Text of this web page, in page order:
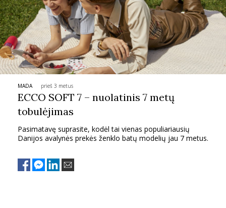
VIRTUVĖ
RECEPTAI
VAIKAI
KONTAKTAI
PRIVATUMO POLITIKA
MADA prieš 3 metus
ECCO SOFT 7 – nuolatinis 7 metų
tobulėjimas
Pasimatavę suprasite, kodėl tai vienas populiariausių
Danijos avalynės prekės ženklo batų modelių jau 7 metus.